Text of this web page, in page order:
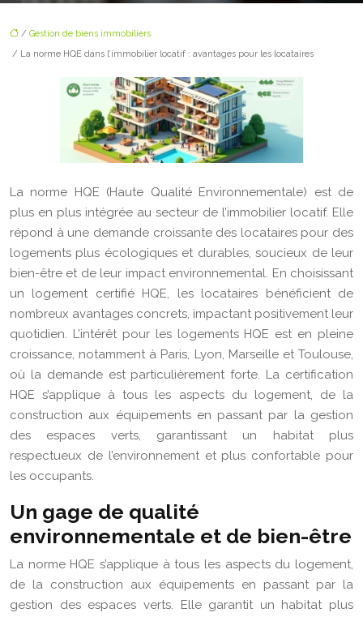
/ Gestion de biens immobiliers
/ La norme HQE dans l’immobilier locatif : avantages pour les locataires
La norme HQE (Haute Qualité Environnementale) est de
plus en plus intégrée au secteur de l’immobilier locatif. Elle
répond à une demande croissante des locataires pour des
logements plus écologiques et durables, soucieux de leur
bien-être et de leur impact environnemental. En choisissant
un logement certifié HQE, les locataires bénéficient de
nombreux avantages concrets, impactant positivement leur
quotidien. L’intérêt pour les logements HQE est en pleine
croissance, notamment à Paris, Lyon, Marseille et Toulouse,
où la demande est particulièrement forte. La certification
HQE s’applique à tous les aspects du logement, de la
construction aux équipements en passant par la gestion
des espaces verts, garantissant un habitat plus
respectueux de l’environnement et plus confortable pour
les occupants.
Un gage de qualité
environnementale et de bien-être
La norme HQE s’applique à tous les aspects du logement,
de la construction aux équipements en passant par la
gestion des espaces verts. Elle garantit un habitat plus